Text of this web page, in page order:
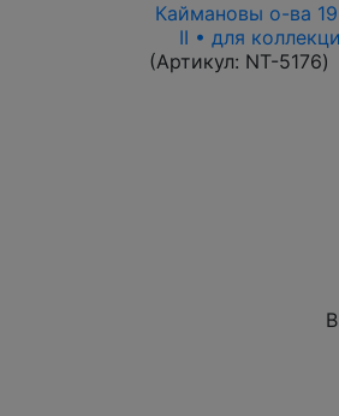
Каймановы о-ва
II • для
(Артикул: NT-5176)